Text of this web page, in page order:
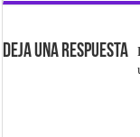
Deja una respuesta